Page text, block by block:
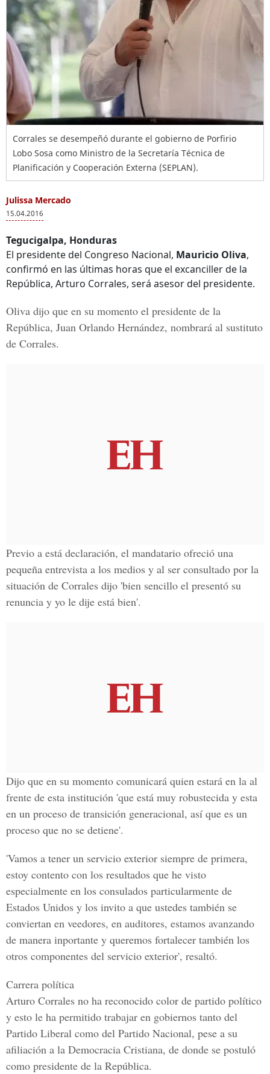
Corrales se desempeñó durante el gobierno de Porfirio
Lobo Sosa como Ministro de la Secretaría Técnica de
Planificación y Cooperación Externa (SEPLAN).
Julissa Mercado
15.04.2016
Tegucigalpa, Honduras
El presidente del Congreso Nacional, Mauricio Oliva,
confirmó en las últimas horas que el excanciller de la
República, Arturo Corrales, será asesor del presidente.
Oliva dijo que en su momento el presidente de la
República, Juan Orlando Hernández, nombrará al sustituto
de Corrales.
Previo a está declaración, el mandatario ofreció una
pequeña entrevista a los medios y al ser consultado por la
situación de Corrales dijo 'bien sencillo el presentó su
renuncia y yo le dije está bien'.
Dijo que en su momento comunicará quien estará en la al
frente de esta institución 'que está muy robustecida y esta
en un proceso de transición generacional, así que es un
proceso que no se detiene'.
'Vamos a tener un servicio exterior siempre de primera,
estoy contento con los resultados que he visto
especialmente en los consulados particularmente de
Estados Unidos y los invito a que ustedes también se
conviertan en veedores, en auditores, estamos avanzando
de manera inportante y queremos fortalecer también los
otros componentes del servicio exterior', resaltó.
Carrera política
Arturo Corrales no ha reconocido color de partido político
y esto le ha permitido trabajar en gobiernos tanto del
Partido Liberal como del Partido Nacional, pese a su
afiliación a la Democracia Cristiana, de donde se postuló
como presidente de la República.